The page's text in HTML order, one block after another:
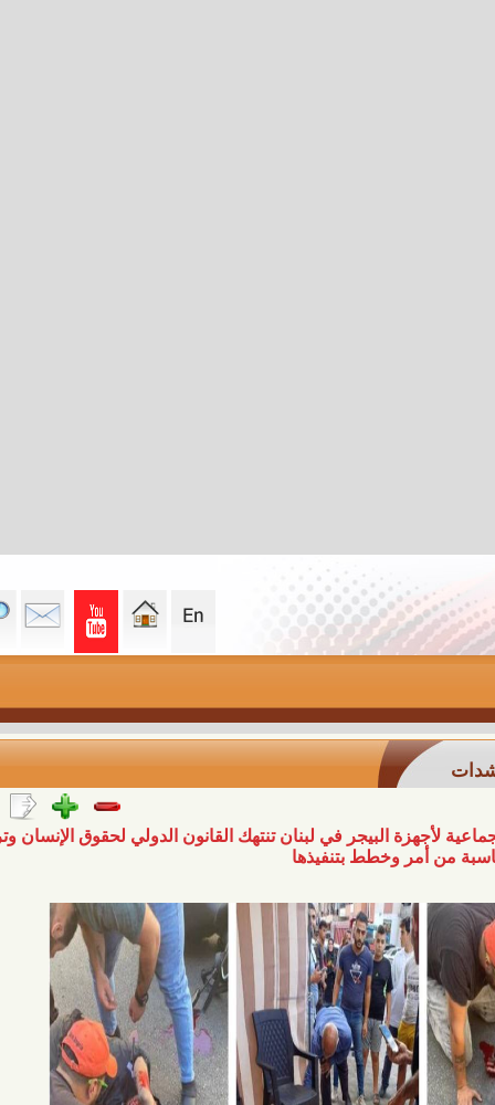
البيجر في لبنان تنتهك القانون الدولي لحقوق الإنسان وترقى إلى
وخطط بتنفيذها